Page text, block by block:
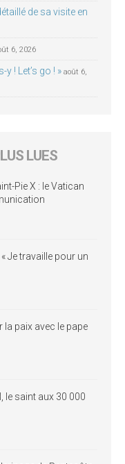
de sa visite en
6, 2026
! Let’s go ! » août 6,
LUES
Pie X : le Vatican
Je travaille pour un
paix avec le pape
le saint aux 30 000